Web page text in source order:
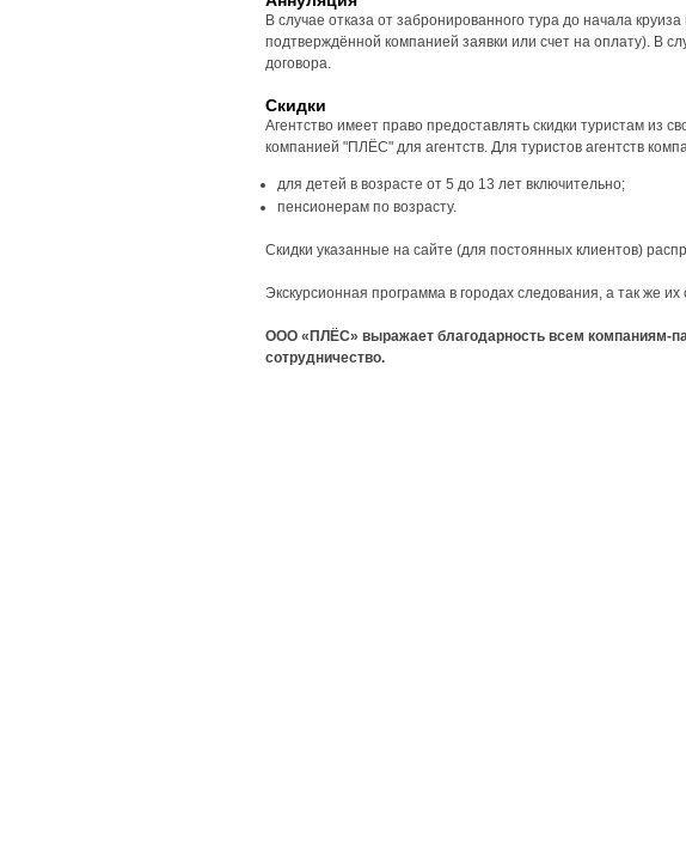
В случае отказа от забронированного тура до начала
подтверждённой компанией заявки или счет на оплату). В
договора.
Скидки
Агентство имеет право предоставлять скидки туристам из
компанией "ПЛЁС" для агентств. Для туристов агентств
для детей в возрасте от 5 до 13 лет включительно;
пенсионерам по возрасту.
Скидки указанные на сайте (для постоянных клиентов)
Экскурсионная программа в городах следования, а так же
ООО «ПЛЁС» выражает благодарность всем компаниям-
сотрудничество.